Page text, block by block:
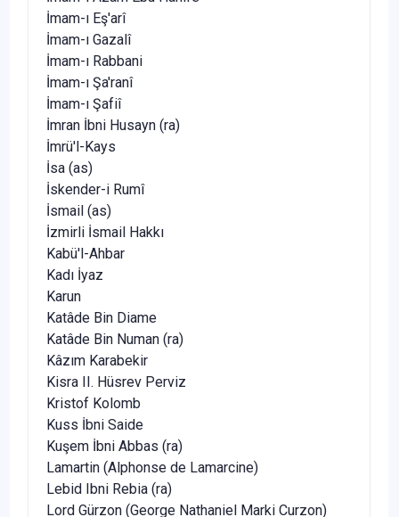
İmam-ı Eş'arî
İmam-ı Gazalî
İmam-ı Rabbani
İmam-ı Şa'ranî
İmam-ı Şafiî
İmran İbni Husayn (ra)
İmrü'l-Kays
İsa (as)
İskender-i Rumî
İsmail (as)
İzmirli İsmail Hakkı
Kabü'l-Ahbar
Kadı İyaz
Karun
Katâde Bin Diame
Katâde Bin Numan (ra)
Kâzım Karabekir
Kisra II. Hüsrev Perviz
Kristof Kolomb
Kuss İbni Saide
Kuşem İbni Abbas (ra)
Lamartin (Alphonse de Lamarcine)
Lebid Ibni Rebia (ra)
Lord Gürzon (George Nathaniel Marki Curzon)